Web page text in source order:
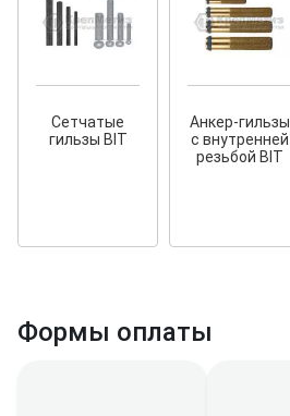
Сетчатые
гильзы BIT
Анкер-гильзы
с внутренней
резьбой BIT
Формы оплаты